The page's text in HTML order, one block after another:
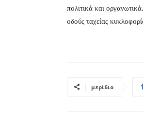
πολιτικά και
οδούς ταχείας
μερίδιο